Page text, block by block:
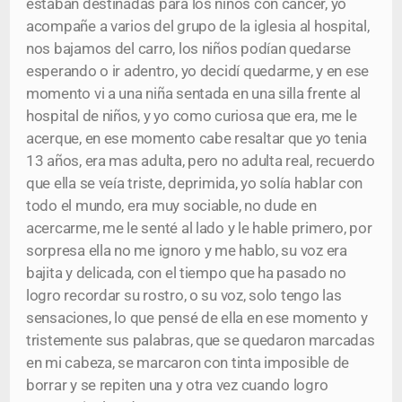
estaban destinadas para los niños con cancer, yo
acompañe a varios del grupo de la iglesia al hospital,
nos bajamos del carro, los niños podían quedarse
esperando o ir adentro, yo decidí quedarme, y en ese
momento vi a una niña sentada en una silla frente al
hospital de niños, y yo como curiosa que era, me le
acerque, en ese momento cabe resaltar que yo tenia
13 años, era mas adulta, pero no adulta real, recuerdo
que ella se veía triste, deprimida, yo solía hablar con
todo el mundo, era muy sociable, no dude en
acercarme, me le senté al lado y le hable primero, por
sorpresa ella no me ignoro y me hablo, su voz era
bajita y delicada, con el tiempo que ha pasado no
logro recordar su rostro, o su voz, solo tengo las
sensaciones, lo que pensé de ella en ese momento y
tristemente sus palabras, que se quedaron marcadas
en mi cabeza, se marcaron con tinta imposible de
borrar y se repiten una y otra vez cuando logro